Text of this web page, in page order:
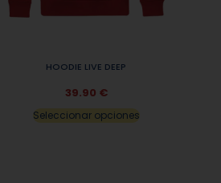
HOODIE LIVE DEEP
39.90 €
Seleccionar opciones